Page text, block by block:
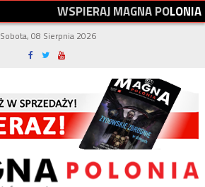
WSPIERAJMAGNAPOLONIA
Sobota, 08 Sierpnia 2026